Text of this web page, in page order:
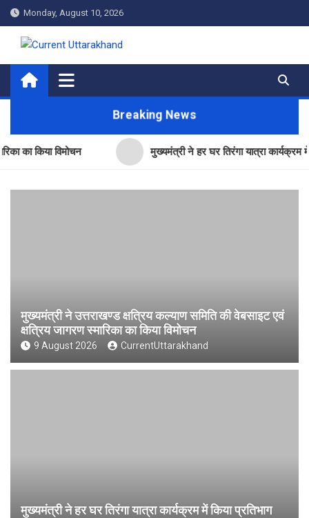
Skip
to
content
Monday, August 10, 2026
Current Uttarakhand
Breaking News
विमोचन मुख्यमंत्री ने हर घर तिरंगा यात्रा कार्यक्रम में किया
मुख्यमंत्री ने उत्तराखण्ड क्षत्रिय कल्याण समिति की वेबसाइट एवं
क्षत्रिय जागरण स्मारिका का किया विमोचन
9 August 2026 CurrentUttarakhand
मुख्यमंत्री ने हर घर तिरंगा यात्रा कार्यक्रम में किया प्रतिभाग